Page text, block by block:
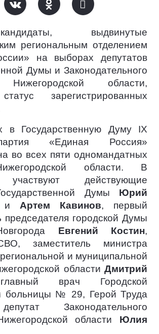
выдвинутые
региональным отделением
на выборах депутатов
Думы и Законодательного
области,
зарегистрированных
в Государственную Думу IX
«Единая Россия»
во всех пяти одномандатных
области. В
участвуют действующие
Думы Юрий
и Артем Кавинов, первый
председателя городской Думы
Евгений Костин,
заместитель министра
и муниципальной
области Дмитрий
врач Городской
больницы № 29, Герой Труда
Законодательного
области Юлия